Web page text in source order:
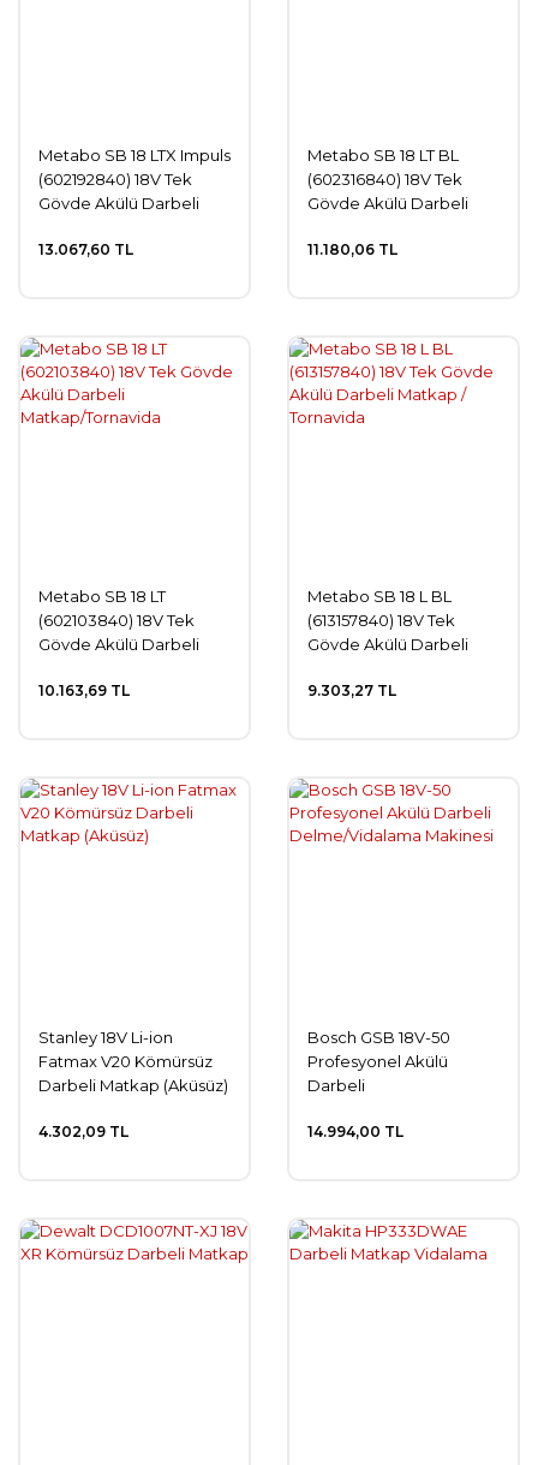
Metabo SB 18 LTX Impuls
(602192840) 18V Tek
Gövde Akülü Darbeli
13.067,60 TL
Metabo SB 18 LT BL
(602316840) 18V Tek
Gövde Akülü Darbeli
11.180,06 TL
Metabo SB 18 LT
(602103840) 18V Tek
Gövde Akülü Darbeli
10.163,69 TL
Metabo SB 18 L BL
(613157840) 18V Tek
Gövde Akülü Darbeli
9.303,27 TL
Stanley 18V Li-ion
Fatmax V20 Kömürsüz
Darbeli Matkap (Aküsüz)
4.302,09 TL
Bosch GSB 18V-50
Profesyonel Akülü
Darbeli
Makinesi
14.994,00 TL